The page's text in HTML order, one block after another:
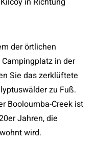
der örtlichen
in der
Sie das zerklüftete
zu Fuß.
Booloumba-Creek ist
Jahren, die
wird.